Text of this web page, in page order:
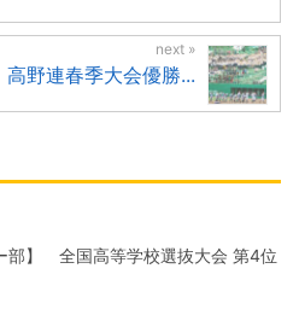
野連春季大会優勝...
部】 全国高等学校選抜大会 第4位